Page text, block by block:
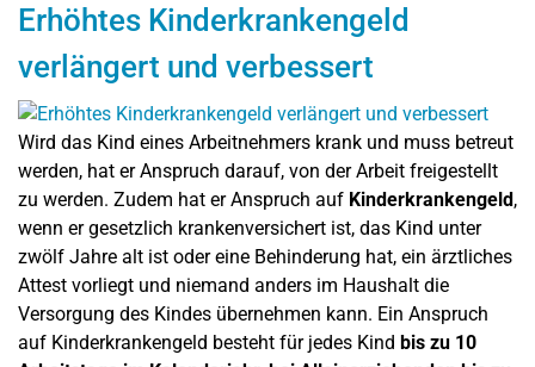
Erhöhtes Kinderkrankengeld
verlängert und verbessert
Wird das Kind eines Arbeitnehmers krank und muss betreut
werden, hat er Anspruch darauf, von der Arbeit freigestellt
zu werden. Zudem hat er Anspruch auf Kinderkrankengeld ,
wenn er gesetzlich krankenversichert ist, das Kind unter
zwölf Jahre alt ist oder eine Behinderung hat, ein ärztliches
Attest vorliegt und niemand anders im Haushalt die
Versorgung des Kindes übernehmen kann. Ein Anspruch
auf Kinderkrankengeld besteht für jedes Kind bis zu 10